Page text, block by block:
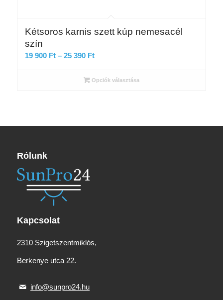
Kétsoros karnis szett kúp nemesacél
szín
19 900 Ft – 25 390 FtÁrtartomány:
900 Ft
Opciók választása
Rólunk
Kapcsolat
2310 Szigetszentmiklós,
Berkenye utca 22.
info@sunpro24.hu